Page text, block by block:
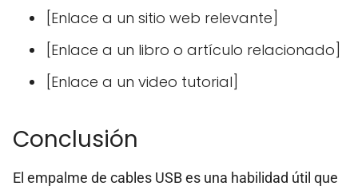
[Enlace a un sitio web relevante]
[Enlace a un libro o artículo relacionado]
[Enlace a un video tutorial]
Conclusión
El empalme de cables USB es una habilidad útil que